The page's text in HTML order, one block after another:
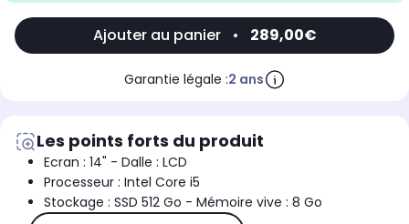
Ajouter au panier • 289,00€
Garantie légale :2 ans
Les points forts du produit
Ecran : 14" - Dalle : LCD
Processeur : Intel Core i5
Stockage : SSD 512 Go - Mémoire vive : 8 Go